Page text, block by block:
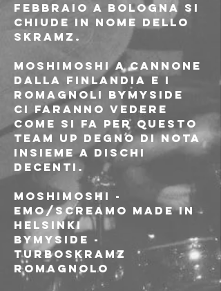
Febbraio a Bologna si
chiude in nome dello
skramz.
MOSHIMOSHI a cannone
dalla Finlandia e i
romagnoli BYMYSIDE
ci faranno vedere
come si fa per questo
team up degno di nota
insieme a Dischi
Decenti.
MOSHIMOSHI -
emo/screamo made in
Helsinki
BYMYSIDE -
turboskramz
romagnolo